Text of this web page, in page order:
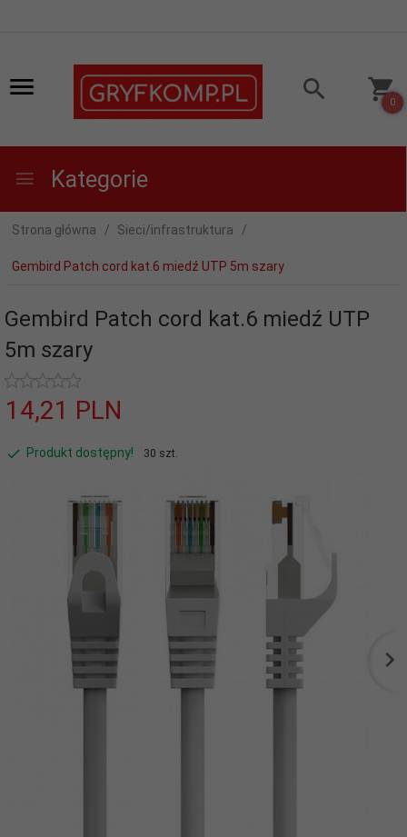
0
Kategorie
Strona główna Sieci/infrastruktura
Gembird Patch cord kat.6 miedź UTP 5m szary
Gembird Patch cord kat.6 miedź UTP
5m szary
14,21 PLN
Produkt dostępny! 30 szt.